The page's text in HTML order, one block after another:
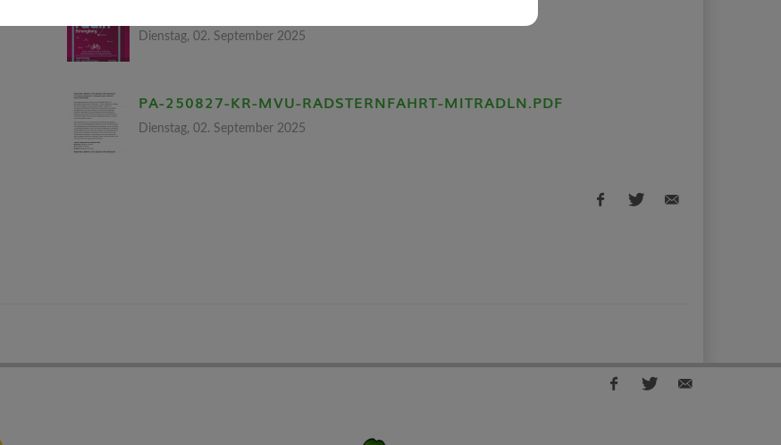
Dienstag, 02. September 2025
PA-250827-KR-MVU-RADSTERNFAHRT-MITRADLN.PDF
Dienstag, 02. September 2025